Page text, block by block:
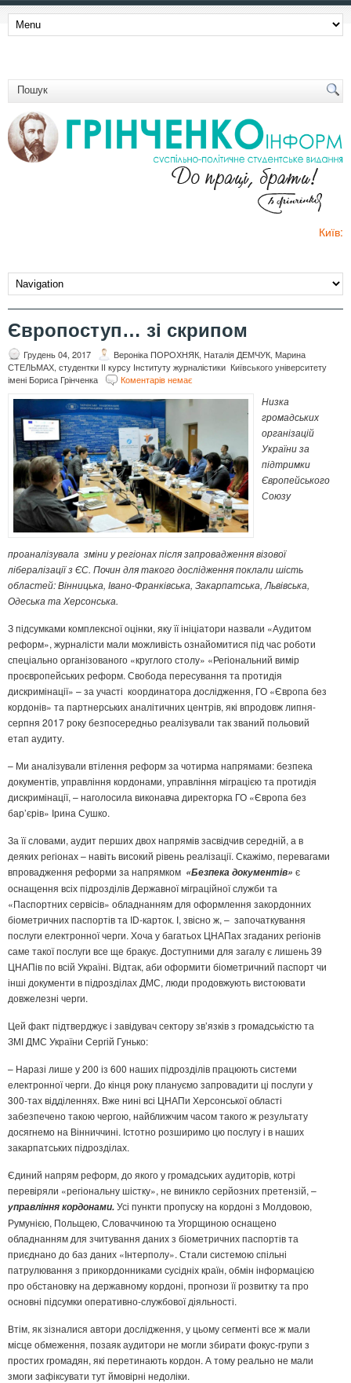
Київ:
Європоступ… зі скрипом
Грудень 04, 2017
Вероніка ПОРОХНЯК, Наталія ДЕМЧУК, Марина
СТЕЛЬМАХ, студентки ІІ курсу Інституту журналістики Київського університету
імені Бориса Грінченка
Коментарів немає
Низка
громадських
організацій
України за
підтримки
Європейського
Союзу
проаналізувала зміни у регіонах після запровадження візової
лібералізації з ЄС. Почин для такого дослідження поклали шість
областей: Вінницька, Івано-Франківська, Закарпатська, Львівська,
Одеська та Херсонська.
З підсумками комплексної оцінки, яку її ініціатори назвали «Аудитом
реформ», журналісти мали можливість ознайомитися під час роботи
спеціально організованого «круглого столу» «Регіональний вимір
проєвропейських реформ. Свобода пересування та протидія
дискримінації» – за участі координатора дослідження, ГО «Європа без
кордонів» та партнерських аналітичних центрів, які впродовж липня-
серпня 2017 року безпосередньо реалізували так званий польовий
етап аудиту.
– Ми аналізували втілення реформ за чотирма напрямами: безпека
документів, управління кордонами, управління міграцією та протидія
дискримінації, – наголосила виконавча директорка ГО «Європа без
бар’єрів» Ірина Сушко.
За її словами, аудит перших двох напрямів засвідчив середній, а в
деяких регіонах – навіть високий рівень реалізації. Скажімо, перевагами
впровадження реформи за напрямком «Безпека документів» є
оснащення всіх підрозділів Державної міграційної служби та
«Паспортних сервісів» обладнанням для оформлення закордонних
біометричних паспортів та ID-карток. І, звісно ж, – започаткування
послуги електронної черги. Хоча у багатьох ЦНАПах згаданих регіонів
саме такої послуги все ще бракує. Доступними для загалу є лишень 39
ЦНАПів по всій Україні. Відтак, аби оформити біометричний паспорт чи
інші документи в підрозділах ДМС, люди продовжують вистоювати
довжелезні черги.
Цей факт підтверджує і завідувач сектору зв’язків з громадськістю та
ЗМІ ДМС України Сергій Гунько:
– Наразі лише у 200 із 600 наших підрозділів працюють системи
електронної черги. До кінця року плануємо запровадити ці послуги у
300-тах відділеннях. Вже нині всі ЦНАПи Херсонської області
забезпечено такою чергою, найближчим часом такого ж результату
досягнемо на Вінниччині. Істотно розширимо цю послугу і в наших
закарпатських підрозділах.
Єдиний напрям реформ, до якого у громадських аудиторів, котрі
перевіряли «регіональну шістку», не виникло серйозних претензій, –
управління кордонами.Усі пункти пропуску на кордоні з Молдовою,
Румунією, Польщею, Словаччиною та Угорщиною оснащено
обладнанням для зчитування даних з біометричних паспортів та
приєднано до баз даних «Інтерполу». Стали системою спільні
патрулювання з прикордонниками сусідніх країн, обмін інформацією
про обстановку на державному кордоні, прогнози її розвитку та про
основні підсумки оперативно-службової діяльності.
Втім, як зізналися автори дослідження, у цьому сегменті все ж мали
місце обмеження, позаяк аудитори не могли збирати фокус-групи з
простих громадян, які перетинають кордон. А тому реально не мали
змоги зафіксувати тут ймовірні недоліки.